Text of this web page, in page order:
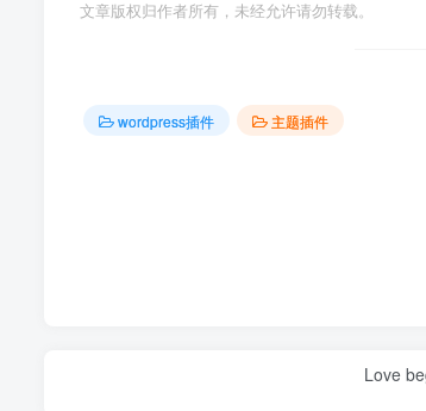
文章版权归作者所有，未经允许请勿转载。
wordpress插件 主题插件
Love